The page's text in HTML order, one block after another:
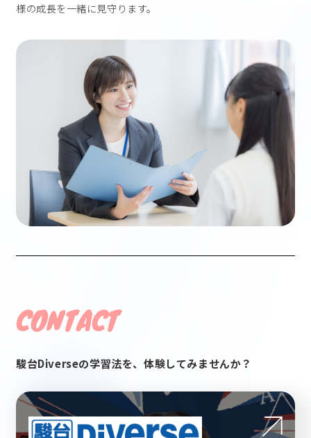
様の成長を一緒に見守ります。
CONTACT
駿台Diverseの学習法を、体験してみませんか？